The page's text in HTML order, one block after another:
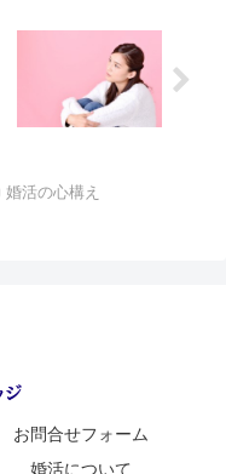
婚活の心構え
お問合せフォーム
婚活について